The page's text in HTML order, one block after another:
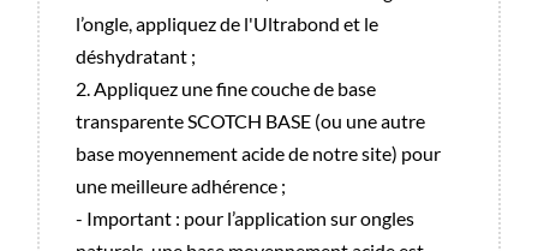
l’ongle, appliquez de l'Ultrabond et le
déshydratant ;
2. Appliquez une fine couche de base
transparente SCOTCH BASE (ou une autre
base moyennement acide de notre site) pour
une meilleure adhérence ;
- Important : pour l’application sur ongles